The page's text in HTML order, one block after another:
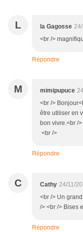
L la Gagosse
<br />
Répondre
M mimipupuce
<br />
être utiliser en
bon vivre.<br /
<br />
Répondre
C Cathy 24/11/
<br /> Un
/> <br /> Bises
Répondre